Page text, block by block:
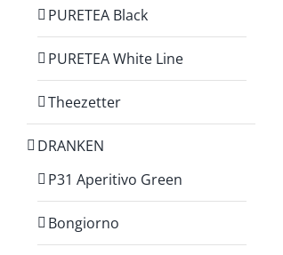
PURETEA Black
PURETEA White Line
Theezetter
DRANKEN
P31 Aperitivo Green
Bongiorno